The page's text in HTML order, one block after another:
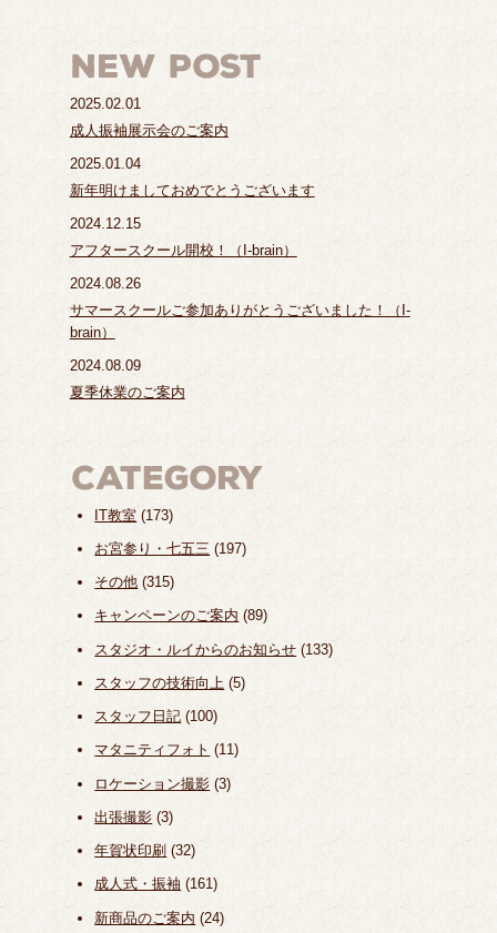
2025.02.01
成人振袖展示会のご案内
2025.01.04
新年明けましておめでとうございます
2024.12.15
アフタースクール開校！（I-brain）
2024.08.26
サマースクールご参加ありがとうございました！（I-
brain）
2024.08.09
夏季休業のご案内
IT教室 (173)
お宮参り・七五三 (197)
その他 (315)
キャンペーンのご案内 (89)
スタジオ・ルイからのお知らせ (133)
スタッフの技術向上 (5)
スタッフ日記 (100)
マタニティフォト (11)
ロケーション撮影 (3)
出張撮影 (3)
年賀状印刷 (32)
成人式・振袖 (161)
新商品のご案内 (24)